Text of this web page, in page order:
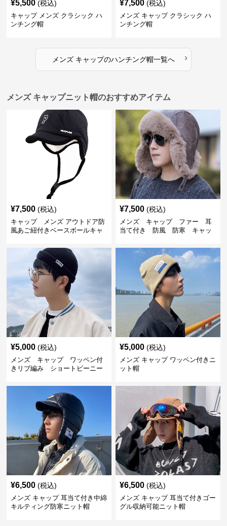
¥5,500 (税込)
キャップ メンズ クラシック ハ
ンチング帽
¥7,500 (税込)
メンズ キャップ クラシック ハ
ンチング帽
メンズ キャップのハンチング帽一覧へ ›
メンズ キャップニット帽のおすすめアイテム
¥7,500 (税込)
キャップ メンズ アウトドア防
風あご紐付きベースボールキャ
¥7,500 (税込)
メンズ キャップ ファー 耳
当て付き 防風 防寒 キャッ
¥5,000 (税込)
メンズ キャップ ワッペン付
きリブ編み ショートビーニー
¥5,000 (税込)
メンズ キャップ ワッペン付きニ
ット帽
¥6,500 (税込)
メンズ キャップ 耳当て付き中綿
キルティング防寒ニット帽
¥6,500 (税込)
メンズ キャップ 耳当て付きゴー
グル収納可能ニット帽